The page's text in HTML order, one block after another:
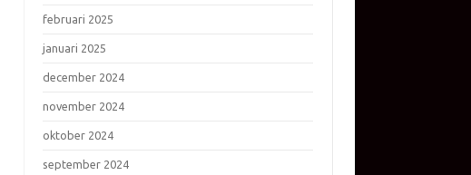
februari 2025
januari 2025
december 2024
november 2024
oktober 2024
september 2024